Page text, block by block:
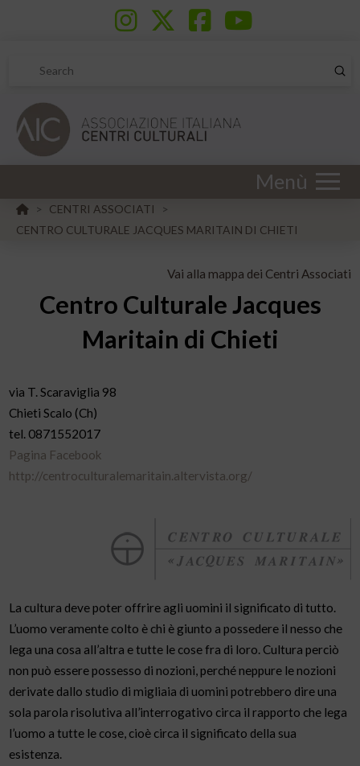
Search
Menù
HOME
> CENTRI ASSOCIATI
>
CENTRO CULTURALE JACQUES MARITAIN DI CHIETI
Vai alla mappa dei Centri Associati
Centro Culturale Jacques
Maritain di Chieti
via T. Scaraviglia 98
Chieti Scalo (Ch)
tel. 0871552017
Pagina Facebook
http://centroculturalemaritain.altervista.org/
La cultura deve poter offrire agli uomini il significato di tutto.
L’uomo veramente colto è chi è giunto a possedere il nesso che
lega una cosa all’altra e tutte le cose fra di loro. Cultura perciò
non può essere possesso di nozioni, perché neppure le nozioni
derivate dallo studio di migliaia di uomini potrebbero dire una
sola parola risolutiva all’interrogativo circa il rapporto che lega
l’uomo a tutte le cose, cioè circa il significato della sua
esistenza.